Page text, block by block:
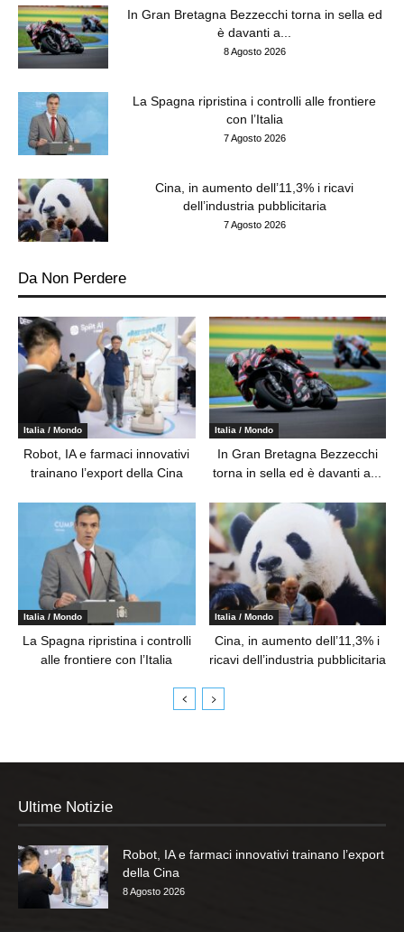
In Gran Bretagna Bezzecchi torna in sella ed
è davanti a...
8 Agosto 2026
La Spagna ripristina i controlli alle frontiere
con l’Italia
7 Agosto 2026
Cina, in aumento dell’11,3% i ricavi
dell’industria pubblicitaria
7 Agosto 2026
Da Non Perdere
Italia / Mondo
Robot, IA e farmaci innovativi
trainano l’export della Cina
Italia / Mondo
In Gran Bretagna Bezzecchi
torna in sella ed è davanti a...
Italia / Mondo
La Spagna ripristina i controlli
alle frontiere con l’Italia
Italia / Mondo
Cina, in aumento dell’11,3% i
ricavi dell’industria pubblicitaria
Ultime Notizie
Robot, IA e farmaci innovativi trainano l’export
della Cina
8 Agosto 2026